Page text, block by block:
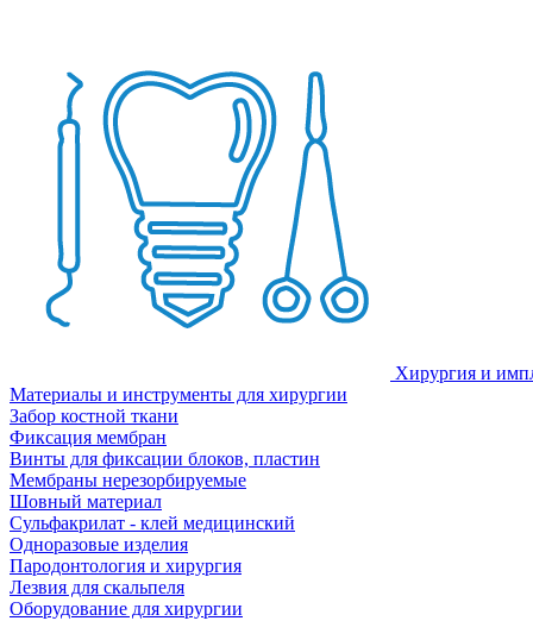
Хирургия и
Материалы и инструменты для хирургии
Забор костной ткани
Фиксация мембран
Винты для фиксации блоков, пластин
Мембраны нерезорбируемые
Шовный материал
Сульфакрилат - клей медицинский
Одноразовые изделия
Пародонтология и хирургия
Лезвия для скальпеля
Оборудование для хирургии